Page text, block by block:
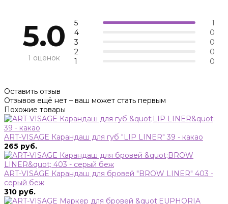
5.0
1 оценок
5
1
4
0
3
0
2
0
1
0
Оставить отзыв
Отзывов ещё нет – ваш может стать первым
Похожие товары
ART-VISAGE Карандаш для губ "LIP LINER" 39 - какао
265 руб.
ART-VISAGE Карандаш для бровей "BROW LINER" 403 -
серый беж
310 руб.